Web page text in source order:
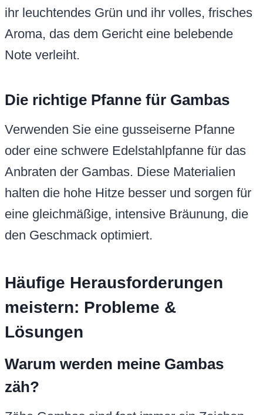
ihr leuchtendes Grün und ihr volles, frisches
Aroma, das dem Gericht eine belebende
Note verleiht.
Die richtige Pfanne für Gambas
Verwenden Sie eine gusseiserne Pfanne
oder eine schwere Edelstahlpfanne für das
Anbraten der Gambas. Diese Materialien
halten die hohe Hitze besser und sorgen für
eine gleichmäßige, intensive Bräunung, die
den Geschmack optimiert.
Häufige Herausforderungen
meistern: Probleme &
Lösungen
Warum werden meine Gambas
zäh?